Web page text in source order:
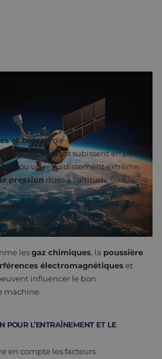
, vous pouvez être confronté à
et basses, de -40 °C à +70 °C.
les composants subissent en peu de
ou un refroidissement extrême.
pression dues à l’altitude ou à la
, jusqu’à 95 % sans condensation à
sans condensation à 42 °C.
forts chocs mécaniques.
lesgaz chimiques, la poussière
électromagnétiqueset
influencer le bon
machine.
POUR L’ENTRAÎNEMENT ET LE
en compte les facteurs